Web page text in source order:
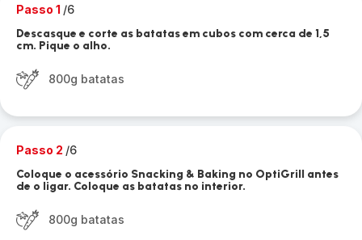
Passo 1 /6
Descasque e corte as batatas em cubos com cerca de 1,5
cm. Pique o alho.
800g batatas
Passo 2 /6
Coloque o acessório Snacking & Baking no OptiGrill antes
de o ligar. Coloque as batatas no interior.
800g batatas